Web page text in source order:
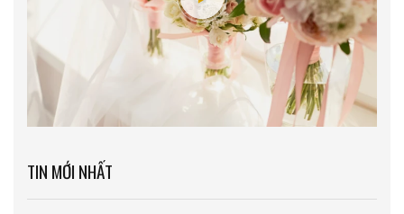
TIN MỚI NHẤT